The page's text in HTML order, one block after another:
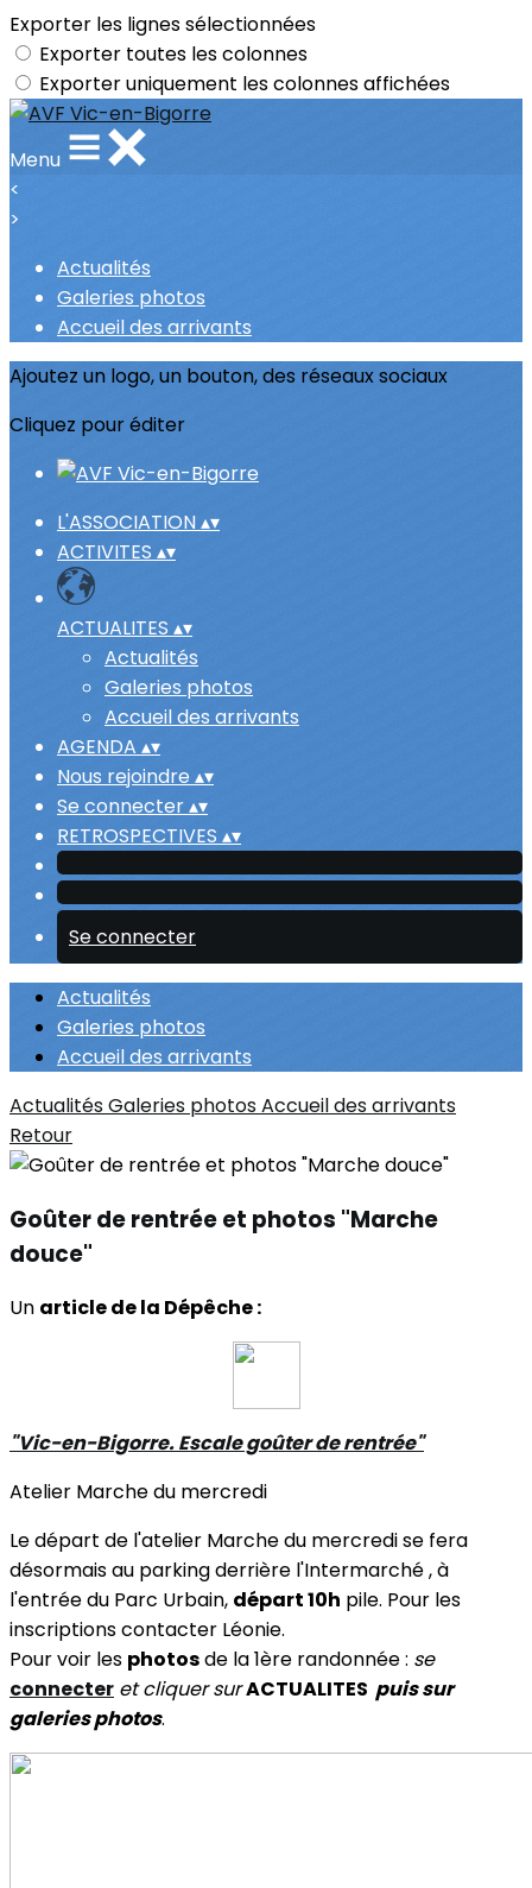
Exporter les lignes sélectionnées
Exporter toutes les colonnes
Exporter uniquement les colonnes affichées
Menu
<
>
Actualités
Galeries photos
Accueil des arrivants
Ajoutez un logo, un bouton, des réseaux sociaux
Cliquez pour éditer
L'ASSOCIATION▴▾
ACTIVITES ▴▾
ACTUALITES ▴▾
Actualités
Galeries photos
Accueil des arrivants
AGENDA ▴▾
Nous rejoindre ▴▾
Se connecter▴▾
RETROSPECTIVES ▴▾
Se connecter
Actualités
Galeries photos
Accueil des arrivants
ActualitésGaleries photosAccueil des arrivants
Retour
Goûter de rentrée et photos "Marche
douce"
Un article de la Dépêche :
"Vic-en-Bigorre. Escale goûter de rentrée"
Atelier Marche du mercredi
Le départ de l'atelier Marche du mercredi se fera
désormais au parking derrière l'Intermarché , à
l'entrée du Parc Urbain, départ 10h pile. Pour les
inscriptions contacter Léonie.
Pour voir les photosde la 1ère randonnée : se
connecter et cliquer surACTUALITES puis sur
galeriesphotos.